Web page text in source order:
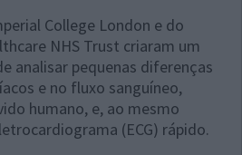
College London e do
NHS Trust criaram um
analisar pequenas diferenças
e no fluxo sanguíneo,
humano, e, ao mesmo
(ECG) rápido.